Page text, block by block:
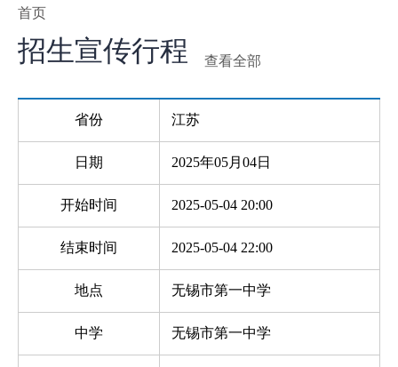
首页
招生宣传行程 查看全部
省份 江苏
日期 2025年05月04日
开始时间 2025-05-04 20:00
结束时间 2025-05-04 22:00
地点 无锡市第一中学
中学 无锡市第一中学